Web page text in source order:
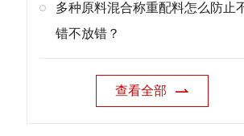
多种原料混合称重配料怎么防止
错不放错？
查看全部